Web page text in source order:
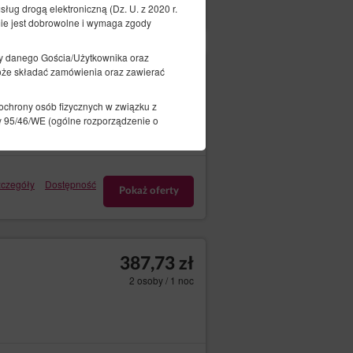
drogą elektroniczną (Dz. U. z 2020 r.
jest dobrowolne i wymaga zgody
danego Gościa/Użytkownika oraz
składać zamówienia oraz zawierać
osób fizycznych w związku z
46/WE (ogólne rozporządzenie o
informacje zawarte w plikach
urządzenia, dane dotyczące
telefonu, NIP, numer konta bankowego
rezerwacyjnym wymaga
mogą stanowić dane osobowe i
Pokaż oferty
387,51 zł
Dostępność
Pokaż oferty
387,73 zł
2 osoby / 1 noc